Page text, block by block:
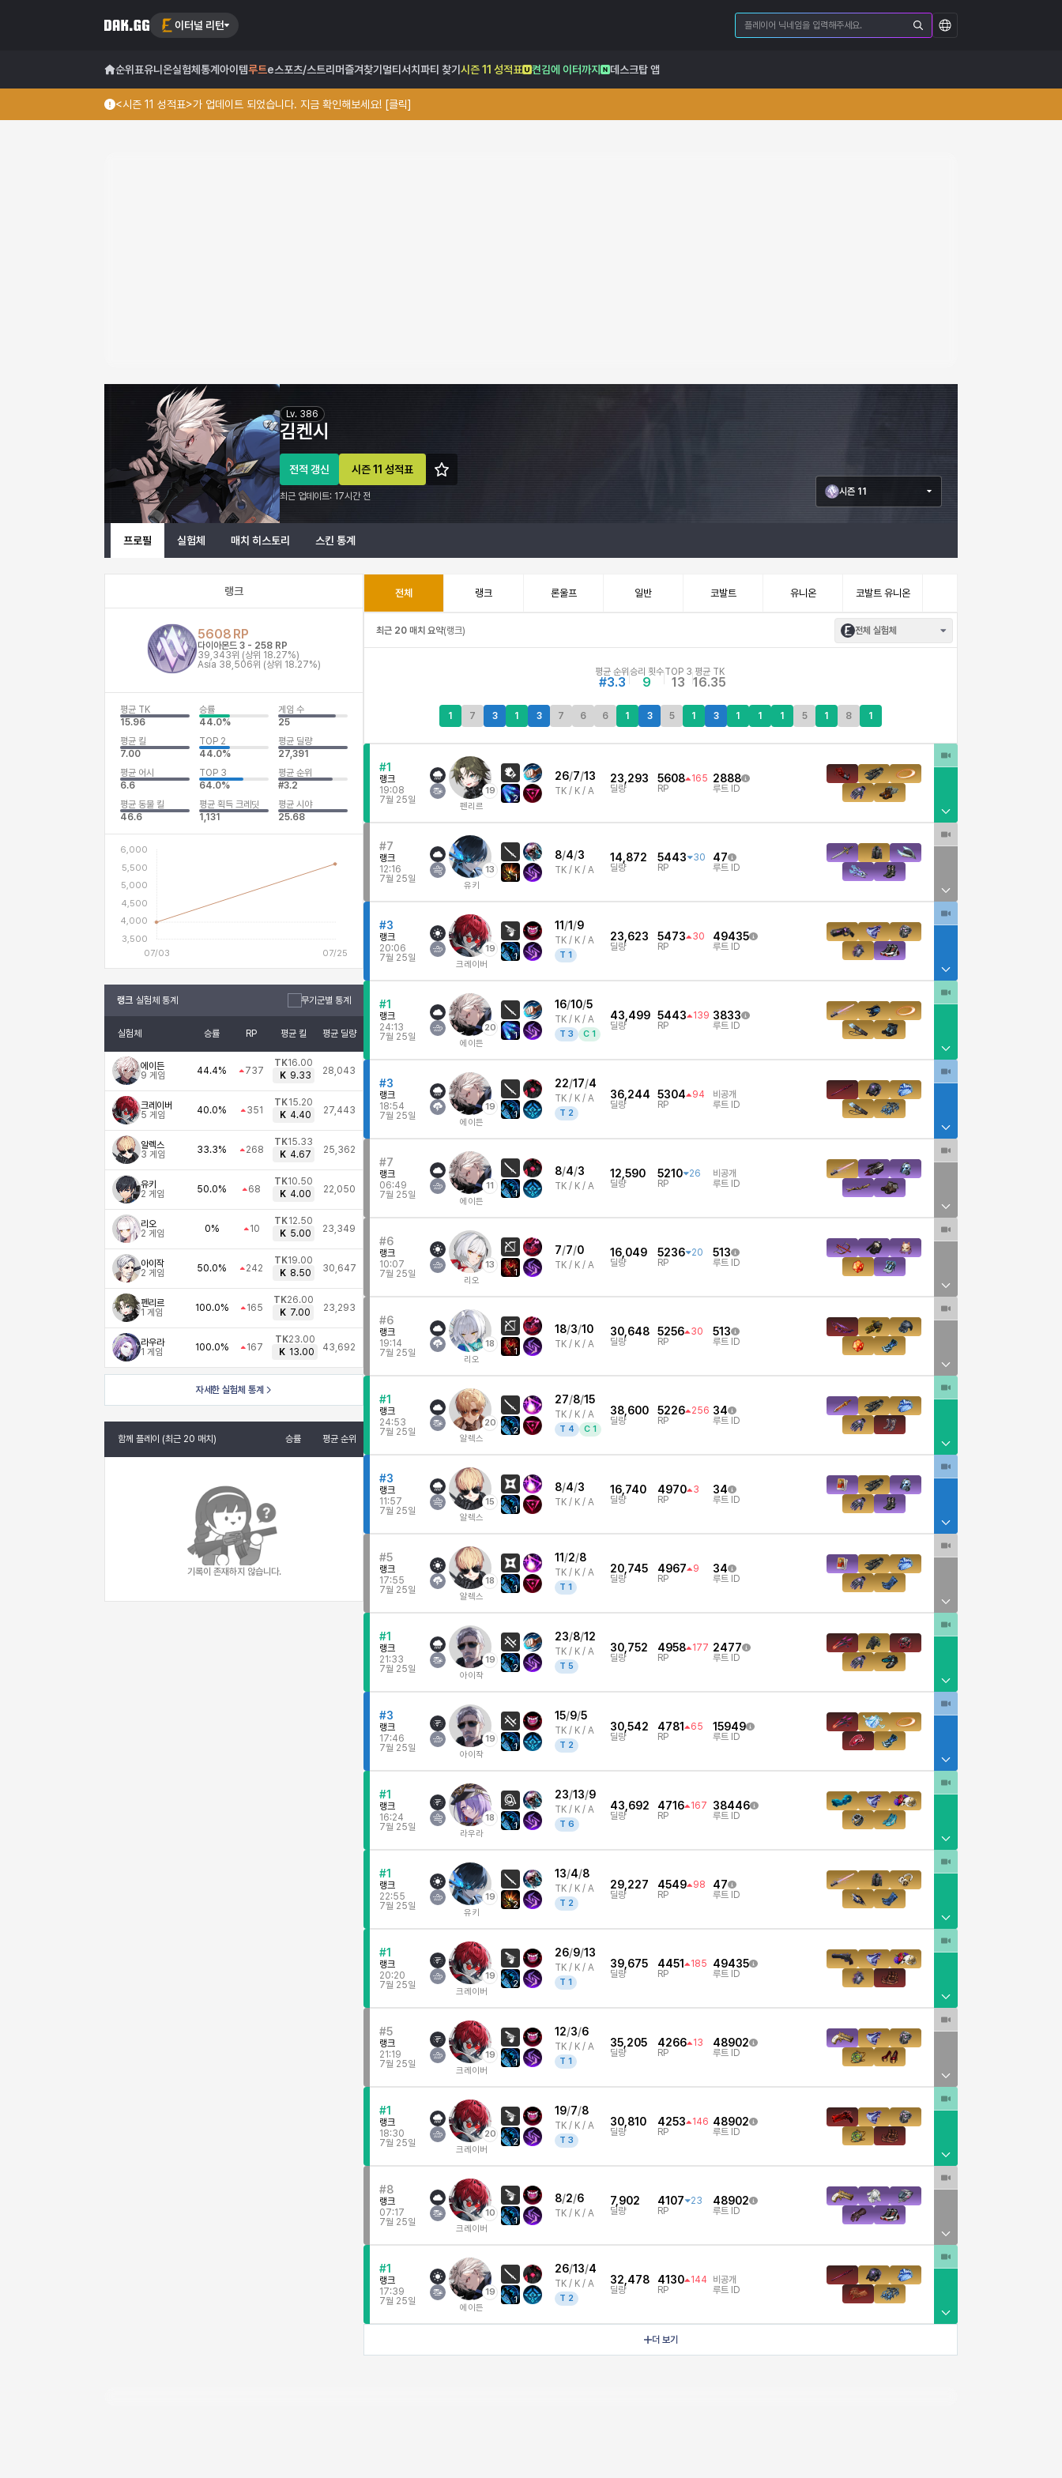
이터널 리턴
순위표유니온실험체 통계 아이템루트e스포츠/스트리머즐겨찾기 멀티서치 파티 찾기 시즌 11 성적표 켠김에 이터까지 데스크탑 앱
<시즌 11 성적표>가 업데이트 되었습니다. 지금 확인해보세요! [클릭]
김켄시 이터널 리턴 프로필 정보
김켄시
Lv. 386
전적 갱신 시즌 11 성적표
최근 업데이트: 17시간 전 시즌 11
프로필 실험체 매치 히스토리 스킨 통계
랭크
5608 RP
다이아몬드 3 - 258 RP
39,343위 (상위 18.27%)
Asia 38,506위 (상위 18.27%)
평균 TK
15.96
승률
44.0%
게임 수
25
평균 킬
7.00
TOP 2
44.0%
평균 딜량
27,391
평균 어시
6.6
TOP 3
64.0%
평균 순위
#3.2
평균 동물 킬
46.6
평균 획득 크레딧
1,131
평균 시야
25.68
랭크 실험체 통계 무기군별 통계
실험체 승률 RP 평균 킬 평균 딜량
에이든
9 게임 44.4% 737
TK16.00
K 9.33 28,043
크레이버
5 게임 40.0% 351
TK15.20
K 4.40 27,443
알렉스
3 게임 33.3% 268
TK15.33
K 4.67 25,362
유키
2 게임 50.0% 68
TK10.50
K 4.00 22,050
리오
2 게임 0% 10
TK12.50
K 5.00 23,349
아이작
2 게임 50.0% 242
TK19.00
K 8.50 30,647
펜리르
1 게임 100.0% 165
TK26.00
K 7.00 23,293
라우라
1 게임 100.0% 167
TK23.00
K 13.00 43,692
자세한 실험체 통계
함께 플레이 (최근 20 매치) 승률 평균 순위
기록이 존재하지 않습니다.
전체 랭크 론울프 일반 코발트 유니온 코발트 유니온
최근 20 매치 요약(랭크) 전체 실험체
평균 순위
#3.3
승리 횟수
9
TOP 3
13
평균 TK
16.35
1 7 3 1 3 7 6 6 1 3 5 1 3 1 1 1 5 1 8 1
#1
랭크
19:08
7월 25일
19
펜리르
2
26/7/13
TK / K / A
23,293
딜량
5608
165
RP
2888
루트 ID
#7
랭크
12:16
7월 25일
13
유키
1
8/4/3
TK / K / A
14,872
딜량
5443
30
RP
47
루트 ID
#3
랭크
20:06
7월 25일
19
크레이버
1
11 /1 /9
TK / K / A
T 1
23,623
딜량
5473
30
RP
49435
루트 ID
#1
랭크
24:13
7월 25일
20
에이든
1
16/10/5
TK / K / A
T 3 C 1
43,499
딜량
5443
139
RP
3833
루트 ID
#3
랭크
18:54
7월 25일
19
에이든
1
22/17/4
TK / K / A
T 2
36,244
딜량
5304
94
RP
비공개
루트 ID
#7
랭크
06:49
7월 25일
11
에이든
1
8/4/3
TK / K / A
12,590
딜량
5210
26
RP
비공개
루트 ID
#6
랭크
10:07
7월 25일
13
리오
1
7/7/0
TK / K / A
16,049
딜량
5236
20
RP
513
루트 ID
#6
랭크
19:14
7월 25일
18
리오
1
18/3/10
TK / K / A
30,648
딜량
5256
30
RP
513
루트 ID
#1
랭크
24:53
7월 25일
20
알렉스
2
27/8/15
TK / K / A
T 4 C 1
38,600
딜량
5226
256
RP
34
루트 ID
#3
랭크
11:57
7월 25일
15
알렉스
1
8/4/3
TK / K / A
16,740
딜량
4970
3
RP
34
루트 ID
#5
랭크
17:55
7월 25일
18
알렉스
1
11 /2/8
TK / K / A
T 1
20,745
딜량
4967
9
RP
34
루트 ID
#1
랭크
21:33
7월 25일
19
아이작
2
23/8/12
TK / K / A
T 5
30,752
딜량
4958
177
RP
2477
루트 ID
#3
랭크
17:46
7월 25일
19
아이작
1
15/9/5
TK / K / A
T 2
30,542
딜량
4781
65
RP
15949
루트 ID
#1
랭크
16:24
7월 25일
18
라우라
1
23/13/9
TK / K / A
T 6
43,692
딜량
4716
167
RP
38446
루트 ID
#1
랭크
22:55
7월 25일
19
유키
2
13/4/8
TK / K / A
T 2
29,227
딜량
4549
98
RP
47
루트 ID
#1
랭크
20:20
7월 25일
19
크레이버
2
26/9/13
TK / K / A
T 1
39,675
딜량
4451
185
RP
49435
루트 ID
#5
랭크
21:19
7월 25일
19
크레이버
1
12/3/6
TK / K / A
T 1
35,205
딜량
4266
13
RP
48902
루트 ID
#1
랭크
18:30
7월 25일
20
크레이버
2
19/7/8
TK / K / A
T 3
30,810
딜량
4253
146
RP
48902
루트 ID
#8
랭크
07:17
7월 25일
10
크레이버
1
8/2/6
TK / K / A
7,902
딜량
4107
23
RP
48902
루트 ID
#1
랭크
17:39
7월 25일
19
에이든
1
26/13/4
TK / K / A
T 2
32,478
딜량
4130
144
RP
비공개
루트 ID
더 보기